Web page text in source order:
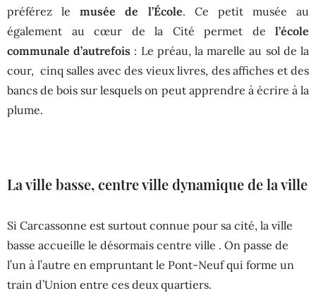
préférez le musée de l’École. Ce petit musée au
également au cœur de la Cité permet de l’école
communale d’autrefois : Le préau, la marelle au sol de la
cour, cinq salles avec des vieux livres, des affiches et des
bancs de bois sur lesquels on peut apprendre à écrire à la
plume.
La ville basse, centre ville dynamique de la ville
Si Carcassonne est surtout connue pour sa cité, la ville
basse accueille le désormais centre ville . On passe de
l’un à l’autre en empruntant le Pont-Neuf qui forme un
train d’Union entre ces deux quartiers.